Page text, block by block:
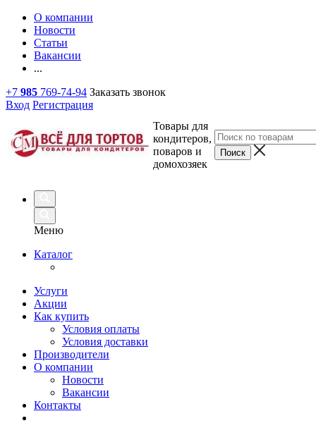
О компании
Новости
Статьи
Вакансии
...
+7 985 769-74-94 Заказать звонок
Вход Регистрация
Товары для
кондитеров,
поваров и
домохозяек
Меню
Каталог
Услуги
Акции
Как купить
Условия оплаты
Условия доставки
Производители
О компании
Новости
Вакансии
Контакты